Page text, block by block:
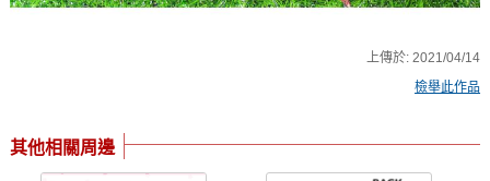
上傳於: 2021/04/14
檢舉此作品
其他相關周邊